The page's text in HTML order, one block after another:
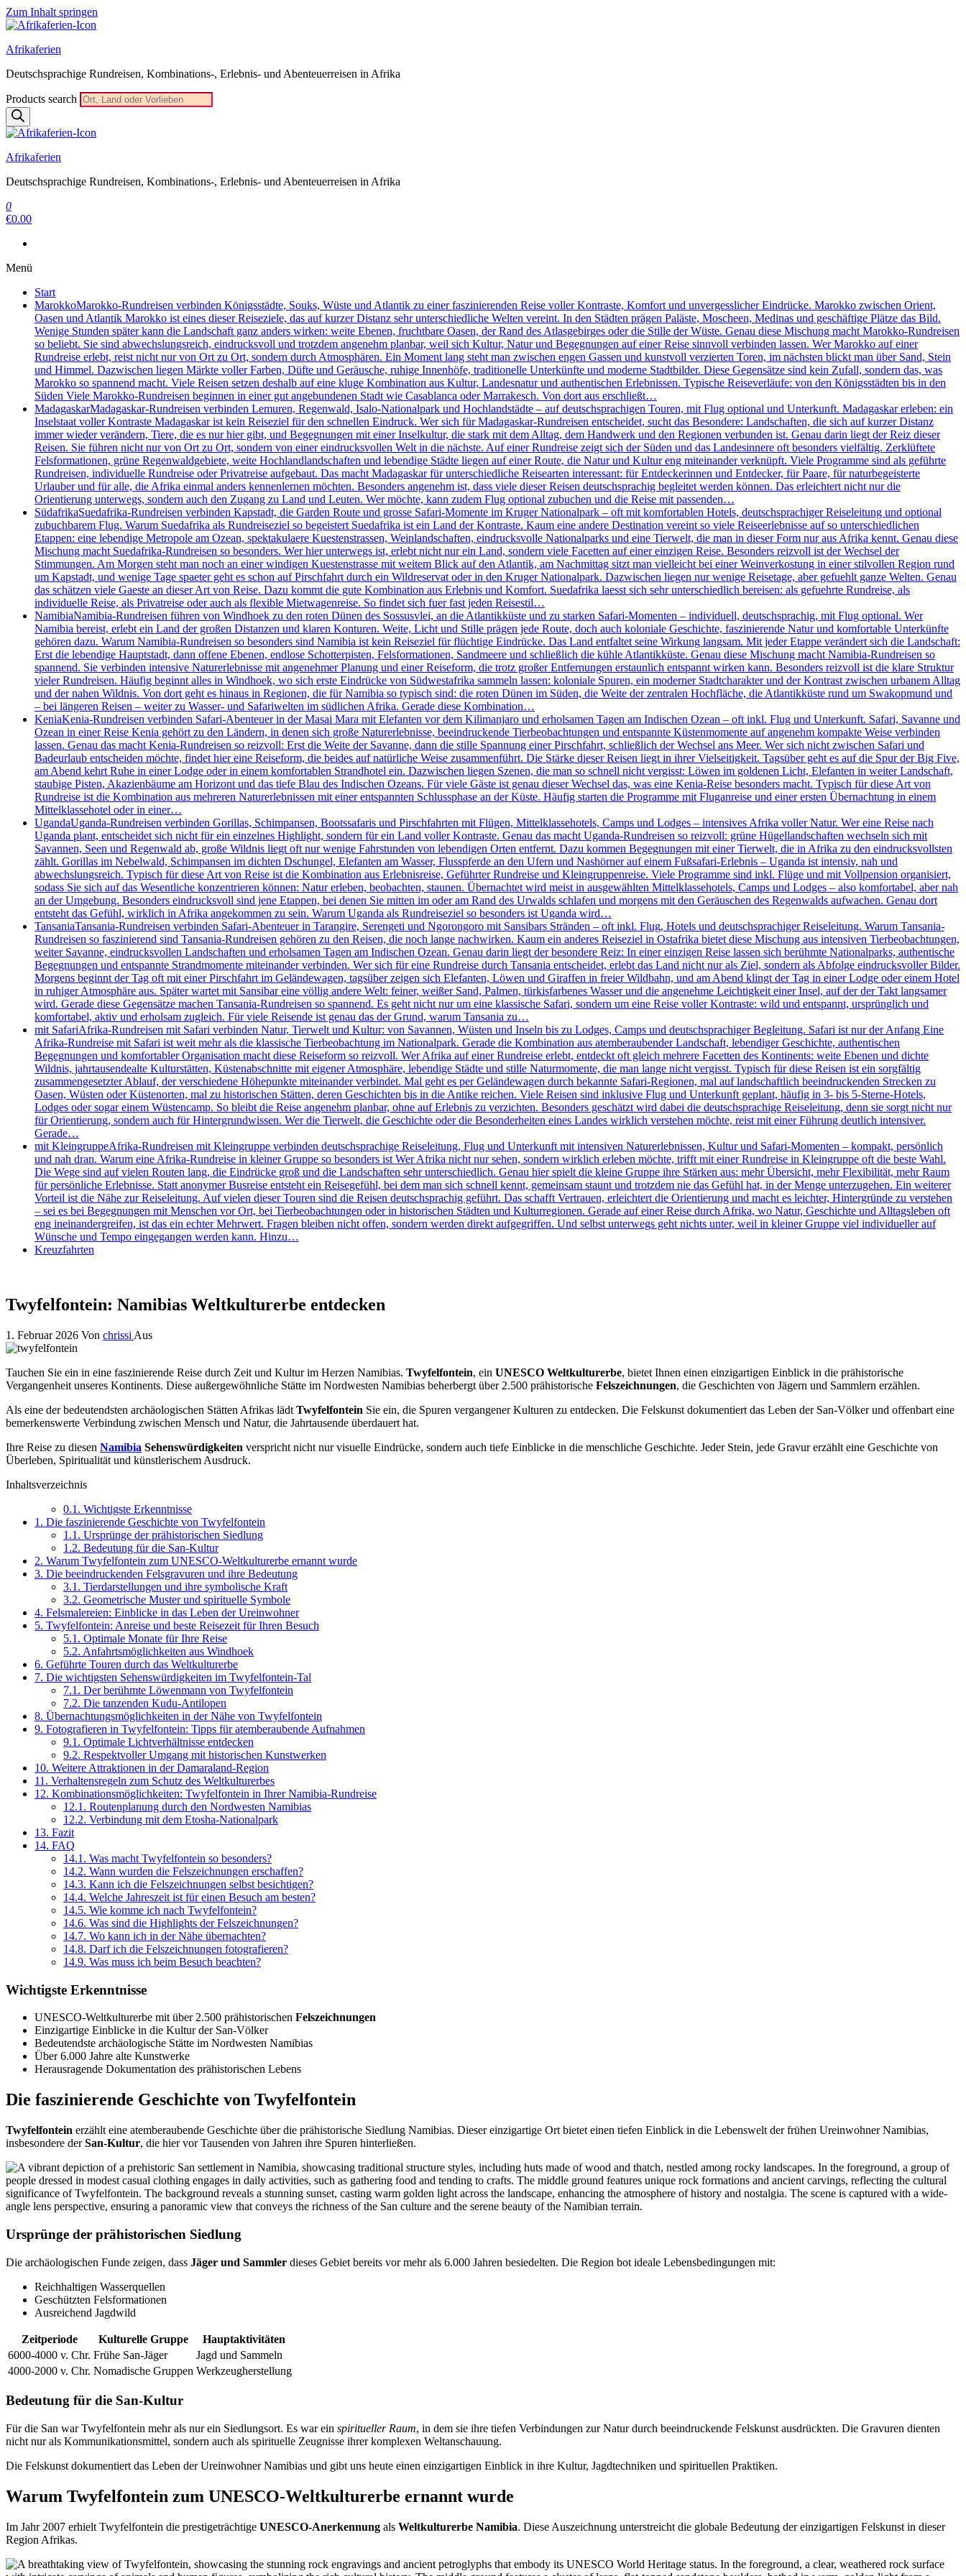
Zum Inhalt springen
Afrikaferien
Deutschsprachige Rundreisen, Kombinations-, Erlebnis- und Abenteuerreisen in Afrika
Products search
Afrikaferien
Deutschsprachige Rundreisen, Kombinations-, Erlebnis- und Abenteuerreisen in Afrika
0
€0.00
Menü
Start
MarokkoMarokko-Rundreisen verbinden Königsstädte, Souks, Wüste und Atlantik zu einer faszinierenden Reise voller Kontraste, Komfort und unvergesslicher Eindrücke. Marokko zwischen Orient,
Oasen und Atlantik Marokko ist eines dieser Reiseziele, das auf kurzer Distanz sehr unterschiedliche Welten vereint. In den Städten prägen Paläste, Moscheen, Medinas und geschäftige Plätze das Bild.
Wenige Stunden später kann die Landschaft ganz anders wirken: weite Ebenen, fruchtbare Oasen, der Rand des Atlasgebirges oder die Stille der Wüste. Genau diese Mischung macht Marokko-Rundreisen
so beliebt. Sie sind abwechslungsreich, eindrucksvoll und trotzdem angenehm planbar, weil sich Kultur, Natur und Begegnungen auf einer Reise sinnvoll verbinden lassen. Wer Marokko auf einer
Rundreise erlebt, reist nicht nur von Ort zu Ort, sondern durch Atmosphären. Ein Moment lang steht man zwischen engen Gassen und kunstvoll verzierten Toren, im nächsten blickt man über Sand, Stein
und Himmel. Dazwischen liegen Märkte voller Farben, Düfte und Geräusche, ruhige Innenhöfe, traditionelle Unterkünfte und moderne Stadtbilder. Diese Gegensätze sind kein Zufall, sondern das, was
Marokko so spannend macht. Viele Reisen setzen deshalb auf eine kluge Kombination aus Kultur, Landesnatur und authentischen Erlebnissen. Typische Reiseverläufe: von den Königsstädten bis in den
Süden Viele Marokko-Rundreisen beginnen in einer gut angebundenen Stadt wie Casablanca oder Marrakesch. Von dort aus erschließt…
MadagaskarMadagaskar-Rundreisen verbinden Lemuren, Regenwald, Isalo-Nationalpark und Hochlandstädte – auf deutschsprachigen Touren, mit Flug optional und Unterkunft. Madagaskar erleben: ein
Inselstaat voller Kontraste Madagaskar ist kein Reiseziel für den schnellen Eindruck. Wer sich für Madagaskar-Rundreisen entscheidet, sucht das Besondere: Landschaften, die sich auf kurzer Distanz
immer wieder verändern, Tiere, die es nur hier gibt, und Begegnungen mit einer Inselkultur, die stark mit dem Alltag, dem Handwerk und den Regionen verbunden ist. Genau darin liegt der Reiz dieser
Reisen. Sie führen nicht nur von Ort zu Ort, sondern von einer eindrucksvollen Welt in die nächste. Auf einer Rundreise zeigt sich der Süden und das Landesinnere oft besonders vielfältig. Zerklüftete
Felsformationen, grüne Regenwaldgebiete, weite Hochlandlandschaften und lebendige Städte liegen auf einer Route, die Natur und Kultur eng miteinander verknüpft. Viele Programme sind als geführte
Rundreisen, individuelle Rundreise oder Privatreise aufgebaut. Das macht Madagaskar für unterschiedliche Reisearten interessant: für Entdeckerinnen und Entdecker, für Paare, für naturbegeisterte
Urlauber und für alle, die Afrika einmal anders kennenlernen möchten. Besonders angenehm ist, dass viele dieser Reisen deutschsprachig begleitet werden können. Das erleichtert nicht nur die
Orientierung unterwegs, sondern auch den Zugang zu Land und Leuten. Wer möchte, kann zudem Flug optional zubuchen und die Reise mit passenden…
SüdafrikaSuedafrika-Rundreisen verbinden Kapstadt, die Garden Route und grosse Safari-Momente im Kruger Nationalpark – oft mit komfortablen Hotels, deutschsprachiger Reiseleitung und optional
zubuchbarem Flug. Warum Suedafrika als Rundreiseziel so begeistert Suedafrika ist ein Land der Kontraste. Kaum eine andere Destination vereint so viele Reiseerlebnisse auf so unterschiedlichen
Etappen: eine lebendige Metropole am Ozean, spektakulaere Kuestenstrassen, Weinlandschaften, eindrucksvolle Nationalparks und eine Tierwelt, die man in dieser Form nur aus Afrika kennt. Genau diese
Mischung macht Suedafrika-Rundreisen so besonders. Wer hier unterwegs ist, erlebt nicht nur ein Land, sondern viele Facetten auf einer einzigen Reise. Besonders reizvoll ist der Wechsel der
Stimmungen. Am Morgen steht man noch an einer windigen Kuestenstrasse mit weitem Blick auf den Atlantik, am Nachmittag sitzt man vielleicht bei einer Weinverkostung in einer stilvollen Region rund
um Kapstadt, und wenige Tage spaeter geht es schon auf Pirschfahrt durch ein Wildreservat oder in den Kruger Nationalpark. Dazwischen liegen nur wenige Reisetage, aber gefuehlt ganze Welten. Genau
das schätzen viele Gaeste an dieser Art von Reise. Dazu kommt die gute Kombination aus Erlebnis und Komfort. Suedafrika laesst sich sehr unterschiedlich bereisen: als gefuehrte Rundreise, als
individuelle Reise, als Privatreise oder auch als flexible Mietwagenreise. So findet sich fuer fast jeden Reisestil…
NamibiaNamibia-Rundreisen führen von Windhoek zu den roten Dünen des Sossusvlei, an die Atlantikküste und zu starken Safari-Momenten – individuell, deutschsprachig, mit Flug optional. Wer
Namibia bereist, erlebt ein Land der großen Distanzen und klaren Konturen. Weite, Licht und Stille prägen jede Route, doch auch koloniale Geschichte, faszinierende Natur und komfortable Unterkünfte
gehören dazu. Warum Namibia-Rundreisen so besonders sind Namibia ist kein Reiseziel für flüchtige Eindrücke. Das Land entfaltet seine Wirkung langsam. Mit jeder Etappe verändert sich die Landschaft:
Erst die lebendige Hauptstadt, dann offene Ebenen, endlose Schotterpisten, Felsformationen, Sandmeere und schließlich die kühle Atlantikküste. Genau diese Mischung macht Namibia-Rundreisen so
spannend. Sie verbinden intensive Naturerlebnisse mit angenehmer Planung und einer Reiseform, die trotz großer Entfernungen erstaunlich entspannt wirken kann. Besonders reizvoll ist die klare Struktur
vieler Rundreisen. Häufig beginnt alles in Windhoek, wo sich erste Eindrücke von Südwestafrika sammeln lassen: koloniale Spuren, ein moderner Stadtcharakter und der Kontrast zwischen urbanem Alltag
und der nahen Wildnis. Von dort geht es hinaus in Regionen, die für Namibia so typisch sind: die roten Dünen im Süden, die Weite der zentralen Hochfläche, die Atlantikküste rund um Swakopmund und
– bei längeren Reisen – weiter zu Wasser- und Safariwelten im südlichen Afrika. Gerade diese Kombination…
KeniaKenia-Rundreisen verbinden Safari-Abenteuer in der Masai Mara mit Elefanten vor dem Kilimanjaro und erholsamen Tagen am Indischen Ozean – oft inkl. Flug und Unterkunft. Safari, Savanne und
Ozean in einer Reise Kenia gehört zu den Ländern, in denen sich große Naturerlebnisse, beeindruckende Tierbeobachtungen und entspannte Küstenmomente auf angenehm kompakte Weise verbinden
lassen. Genau das macht Kenia-Rundreisen so reizvoll: Erst die Weite der Savanne, dann die stille Spannung einer Pirschfahrt, schließlich der Wechsel ans Meer. Wer sich nicht zwischen Safari und
Badeurlaub entscheiden möchte, findet hier eine Reiseform, die beides auf natürliche Weise zusammenführt. Die Stärke dieser Reisen liegt in ihrer Vielseitigkeit. Tagsüber geht es auf die Spur der Big Five,
am Abend kehrt Ruhe in einer Lodge oder in einem komfortablen Strandhotel ein. Dazwischen liegen Szenen, die man so schnell nicht vergisst: Löwen im goldenen Licht, Elefanten in weiter Landschaft,
staubige Pisten, Akazienbäume am Horizont und das tiefe Blau des Indischen Ozeans. Für viele Gäste ist genau dieser Wechsel das, was eine Kenia-Reise besonders macht. Typisch für diese Art von
Rundreise ist die Kombination aus mehreren Naturerlebnissen mit einer entspannten Schlussphase an der Küste. Häufig starten die Programme mit Fluganreise und einer ersten Übernachtung in einem
Mittelklassehotel oder in einer…
UgandaUganda-Rundreisen verbinden Gorillas, Schimpansen, Bootssafaris und Pirschfahrten mit Flügen, Mittelklassehotels, Camps und Lodges – intensives Afrika voller Natur. Wer eine Reise nach
Uganda plant, entscheidet sich nicht für ein einzelnes Highlight, sondern für ein Land voller Kontraste. Genau das macht Uganda-Rundreisen so reizvoll: grüne Hügellandschaften wechseln sich mit
Savannen, Seen und Regenwald ab, große Wildnis liegt oft nur wenige Fahrstunden von lebendigen Orten entfernt. Dazu kommen Begegnungen mit einer Tierwelt, die in Afrika zu den eindrucksvollsten
zählt. Gorillas im Nebelwald, Schimpansen im dichten Dschungel, Elefanten am Wasser, Flusspferde an den Ufern und Nashörner auf einem Fußsafari-Erlebnis – Uganda ist intensiv, nah und
abwechslungsreich. Typisch für diese Art von Reise ist die Kombination aus Erlebnisreise, Geführter Rundreise und Kleingruppenreise. Viele Programme sind inkl. Flüge und mit Vollpension organisiert,
sodass Sie sich auf das Wesentliche konzentrieren können: Natur erleben, beobachten, staunen. Übernachtet wird meist in ausgewählten Mittelklassehotels, Camps und Lodges – also komfortabel, aber nah
an der Umgebung. Besonders eindrucksvoll sind jene Etappen, bei denen Sie mitten im oder am Rand des Urwalds schlafen und morgens mit den Geräuschen des Regenwalds aufwachen. Genau dort
entsteht das Gefühl, wirklich in Afrika angekommen zu sein. Warum Uganda als Rundreiseziel so besonders ist Uganda wird…
TansaniaTansania-Rundreisen verbinden Safari-Abenteuer in Tarangire, Serengeti und Ngorongoro mit Sansibars Stränden – oft inkl. Flug, Hotels und deutschsprachiger Reiseleitung. Warum Tansania-
Rundreisen so faszinierend sind Tansania-Rundreisen gehören zu den Reisen, die noch lange nachwirken. Kaum ein anderes Reiseziel in Ostafrika bietet diese Mischung aus intensiven Tierbeobachtungen,
weiter Savanne, eindrucksvollen Landschaften und erholsamen Tagen am Indischen Ozean. Genau darin liegt der besondere Reiz: In einer einzigen Reise lassen sich berühmte Nationalparks, authentische
Begegnungen und entspannte Strandmomente miteinander verbinden. Wer sich für eine Rundreise durch Tansania entscheidet, erlebt das Land nicht nur als Ziel, sondern als Abfolge eindrucksvoller Bilder.
Morgens beginnt der Tag oft mit einer Pirschfahrt im Geländewagen, tagsüber zeigen sich Elefanten, Löwen und Giraffen in freier Wildbahn, und am Abend klingt der Tag in einer Lodge oder einem Hotel
in ruhiger Atmosphäre aus. Später wartet mit Sansibar eine völlig andere Welt: feiner, weißer Sand, Palmen, türkisfarbenes Wasser und die angenehme Leichtigkeit einer Insel, auf der der Takt langsamer
wird. Gerade diese Gegensätze machen Tansania-Rundreisen so spannend. Es geht nicht nur um eine klassische Safari, sondern um eine Reise voller Kontraste: wild und entspannt, ursprünglich und
komfortabel, aktiv und erholsam zugleich. Für viele Reisende ist genau das der Grund, warum Tansania zu…
mit SafariAfrika-Rundreisen mit Safari verbinden Natur, Tierwelt und Kultur: von Savannen, Wüsten und Inseln bis zu Lodges, Camps und deutschsprachiger Begleitung. Safari ist nur der Anfang Eine
Afrika-Rundreise mit Safari ist weit mehr als die klassische Tierbeobachtung im Nationalpark. Gerade die Kombination aus atemberaubender Landschaft, lebendiger Geschichte, authentischen
Begegnungen und komfortabler Organisation macht diese Reiseform so reizvoll. Wer Afrika auf einer Rundreise erlebt, entdeckt oft gleich mehrere Facetten des Kontinents: weite Ebenen und dichte
Wildnis, jahrtausendealte Kulturstätten, Küstenabschnitte mit eigener Atmosphäre, lebendige Städte und stille Naturmomente, die man lange nicht vergisst. Typisch für diese Reisen ist ein sorgfältig
zusammengesetzter Ablauf, der verschiedene Höhepunkte miteinander verbindet. Mal geht es per Geländewagen durch bekannte Safari-Regionen, mal auf landschaftlich beeindruckenden Strecken zu
Oasen, Wüsten oder Küstenorten, mal zu historischen Stätten, deren Geschichten bis in die Antike reichen. Viele Reisen sind inklusive Flug und Unterkunft geplant, häufig in 3- bis 5-Sterne-Hotels,
Lodges oder sogar einem Wüstencamp. So bleibt die Reise angenehm planbar, ohne auf Erlebnis zu verzichten. Besonders geschätzt wird dabei die deutschsprachige Reiseleitung, denn sie sorgt nicht nur
für Orientierung, sondern auch für Hintergrundwissen. Wer die Tierwelt, die Geschichte oder die Besonderheiten eines Landes wirklich verstehen möchte, reist mit einer Führung deutlich intensiver.
Gerade…
mit KleingruppeAfrika-Rundreisen mit Kleingruppe verbinden deutschsprachige Reiseleitung, Flug und Unterkunft mit intensiven Naturerlebnissen, Kultur und Safari-Momenten – kompakt, persönlich
und nah dran. Warum eine Afrika-Rundreise in kleiner Gruppe so besonders ist Wer Afrika nicht nur sehen, sondern wirklich erleben möchte, trifft mit einer Rundreise in Kleingruppe oft die beste Wahl.
Die Wege sind auf vielen Routen lang, die Eindrücke groß und die Landschaften sehr unterschiedlich. Genau hier spielt die kleine Gruppe ihre Stärken aus: mehr Übersicht, mehr Flexibilität, mehr Raum
für persönliche Erlebnisse. Statt anonymer Busreise entsteht ein Reisegefühl, bei dem man sich schnell kennt, gemeinsam staunt und trotzdem nie das Gefühl hat, in der Menge unterzugehen. Ein weiterer
Vorteil ist die Nähe zur Reiseleitung. Auf vielen dieser Touren sind die Reisen deutschsprachig geführt. Das schafft Vertrauen, erleichtert die Orientierung und macht es leichter, Hintergründe zu verstehen
– sei es bei Begegnungen mit Menschen vor Ort, bei Tierbeobachtungen oder in historischen Städten und Kulturregionen. Gerade auf einer Reise durch Afrika, wo Natur, Geschichte und Alltagsleben oft
eng ineinandergreifen, ist das ein echter Mehrwert. Fragen bleiben nicht offen, sondern werden direkt aufgegriffen. Und selbst unterwegs geht nichts unter, weil in kleiner Gruppe viel individueller auf
Wünsche und Tempo eingegangen werden kann. Hinzu…
Kreuzfahrten
Twyfelfontein: Namibias Weltkulturerbe entdecken
1. Februar 2026 Von chrissi Aus
Tauchen Sie ein in eine faszinierende Reise durch Zeit und Kultur im Herzen Namibias. Twyfelfontein, ein UNESCO Weltkulturerbe, bietet Ihnen einen einzigartigen Einblick in die prähistorische
Vergangenheit unseres Kontinents. Diese außergewöhnliche Stätte im Nordwesten Namibias beherbergt über 2.500 prähistorische Felszeichnungen, die Geschichten von Jägern und Sammlern erzählen.
Als eine der bedeutendsten archäologischen Stätten Afrikas lädt Twyfelfontein Sie ein, die Spuren vergangener Kulturen zu entdecken. Die Felskunst dokumentiert das Leben der San-Völker und offenbart eine
bemerkenswerte Verbindung zwischen Mensch und Natur, die Jahrtausende überdauert hat.
Ihre Reise zu diesen Namibia Sehenswürdigkeiten verspricht nicht nur visuelle Eindrücke, sondern auch tiefe Einblicke in die menschliche Geschichte. Jeder Stein, jede Gravur erzählt eine Geschichte von
Überleben, Spiritualität und künstlerischem Ausdruck.
Inhaltsverzeichnis
0.1. Wichtigste Erkenntnisse
1. Die faszinierende Geschichte von Twyfelfontein
1.1. Ursprünge der prähistorischen Siedlung
1.2. Bedeutung für die San-Kultur
2. Warum Twyfelfontein zum UNESCO-Weltkulturerbe ernannt wurde
3. Die beeindruckenden Felsgravuren und ihre Bedeutung
3.1. Tierdarstellungen und ihre symbolische Kraft
3.2. Geometrische Muster und spirituelle Symbole
4. Felsmalereien: Einblicke in das Leben der Ureinwohner
5. Twyfelfontein: Anreise und beste Reisezeit für Ihren Besuch
5.1. Optimale Monate für Ihre Reise
5.2. Anfahrtsmöglichkeiten aus Windhoek
6. Geführte Touren durch das Weltkulturerbe
7. Die wichtigsten Sehenswürdigkeiten im Twyfelfontein-Tal
7.1. Der berühmte Löwenmann von Twyfelfontein
7.2. Die tanzenden Kudu-Antilopen
8. Übernachtungsmöglichkeiten in der Nähe von Twyfelfontein
9. Fotografieren in Twyfelfontein: Tipps für atemberaubende Aufnahmen
9.1. Optimale Lichtverhältnisse entdecken
9.2. Respektvoller Umgang mit historischen Kunstwerken
10. Weitere Attraktionen in der Damaraland-Region
11. Verhaltensregeln zum Schutz des Weltkulturerbes
12. Kombinationsmöglichkeiten: Twyfelfontein in Ihrer Namibia-Rundreise
12.1. Routenplanung durch den Nordwesten Namibias
12.2. Verbindung mit dem Etosha-Nationalpark
13. Fazit
14. FAQ
14.1. Was macht Twyfelfontein so besonders?
14.2. Wann wurden die Felszeichnungen erschaffen?
14.3. Kann ich die Felszeichnungen selbst besichtigen?
14.4. Welche Jahreszeit ist für einen Besuch am besten?
14.5. Wie komme ich nach Twyfelfontein?
14.6. Was sind die Highlights der Felszeichnungen?
14.7. Wo kann ich in der Nähe übernachten?
14.8. Darf ich die Felszeichnungen fotografieren?
14.9. Was muss ich beim Besuch beachten?
Wichtigste Erkenntnisse
UNESCO-Weltkulturerbe mit über 2.500 prähistorischen Felszeichnungen
Einzigartige Einblicke in die Kultur der San-Völker
Bedeutendste archäologische Stätte im Nordwesten Namibias
Über 6.000 Jahre alte Kunstwerke
Herausragende Dokumentation des prähistorischen Lebens
Die faszinierende Geschichte von Twyfelfontein
Twyfelfontein erzählt eine atemberaubende Geschichte über die prähistorische Siedlung Namibias. Dieser einzigartige Ort bietet einen tiefen Einblick in die Lebenswelt der frühen Ureinwohner Namibias,
insbesondere derSan-Kultur, die hier vor Tausenden von Jahren ihre Spuren hinterließen.
Ursprünge der prähistorischen Siedlung
Die archäologischen Funde zeigen, dass Jäger und Sammler dieses Gebiet bereits vor mehr als 6.000 Jahren besiedelten. Die Region bot ideale Lebensbedingungen mit:
Reichhaltigen Wasserquellen
Geschützten Felsformationen
Ausreichend Jagdwild
Zeitperiode Kulturelle Gruppe
Hauptaktivitäten
6000-4000 v. Chr. Frühe San-Jäger
Jagd und Sammeln
4000-2000 v. Chr. Nomadische Gruppen Werkzeugherstellung
Bedeutung für die San-Kultur
Für die San war Twyfelfontein mehr als nur ein Siedlungsort. Es war ein spiritueller Raum, in dem sie ihre tiefen Verbindungen zur Natur durch beeindruckende Felskunst ausdrückten. Die Gravuren dienten
nicht nur als Kommunikationsmittel, sondern auch als spirituelle Zeugnisse ihrer komplexen Weltanschauung.
Die Felskunst dokumentiert das Leben der Ureinwohner Namibias und gibt uns heute einen einzigartigen Einblick in ihre Kultur, Jagdtechniken und spirituellen Praktiken.
Warum Twyfelfontein zum UNESCO-Weltkulturerbe ernannt wurde
Im Jahr 2007 erhielt Twyfelfontein die prestigeträchtige UNESCO-Anerkennung als Weltkulturerbe Namibia. Diese Auszeichnung unterstreicht die globale Bedeutung der einzigartigen Felskunst in dieser
Region Afrikas.